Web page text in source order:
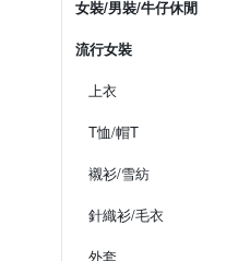
女裝/男裝/牛仔休閒
流行女裝
上衣
T恤/帽T
襯衫/雪紡
針織衫/毛衣
外套